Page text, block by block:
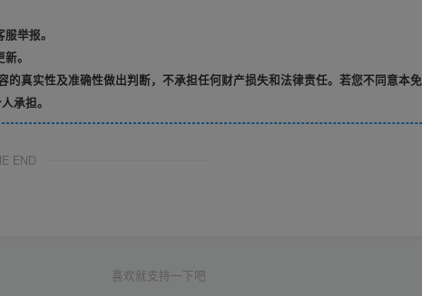
举报。
。
真实性及准确性做出判断，不承担任何财产损失和法律责任。若您不同意本免
承担。
END
喜欢就支持一下吧